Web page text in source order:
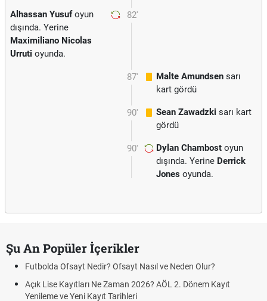
82'
Alhassan Yusufoyun
dışında. Yerine
Maximiliano Nicolas
Urruti oyunda.
87' Malte Amundsen sarı
kart gördü
90' Sean Zawadzki sarı kart
gördü
90' Dylan Chambost oyun
dışında. Yerine Derrick
Jones oyunda.
Şu An Popüler İçerikler
Futbolda Ofsayt Nedir? Ofsayt Nasıl ve Neden Olur?
Açık Lise Kayıtları Ne Zaman 2026? AÖL 2. Dönem Kayıt
Yenileme ve Yeni Kayıt Tarihleri